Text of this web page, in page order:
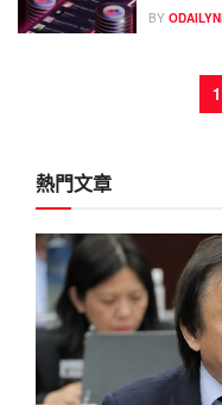
BY
1
熱門文章